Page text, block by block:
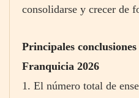
consolidarse y crecer de
Principales
Franquicia 2026
1. El número total de